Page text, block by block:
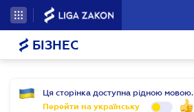
БІЗНЕС
Ця сторінка доступна рідною мовою.
Перейти на українську